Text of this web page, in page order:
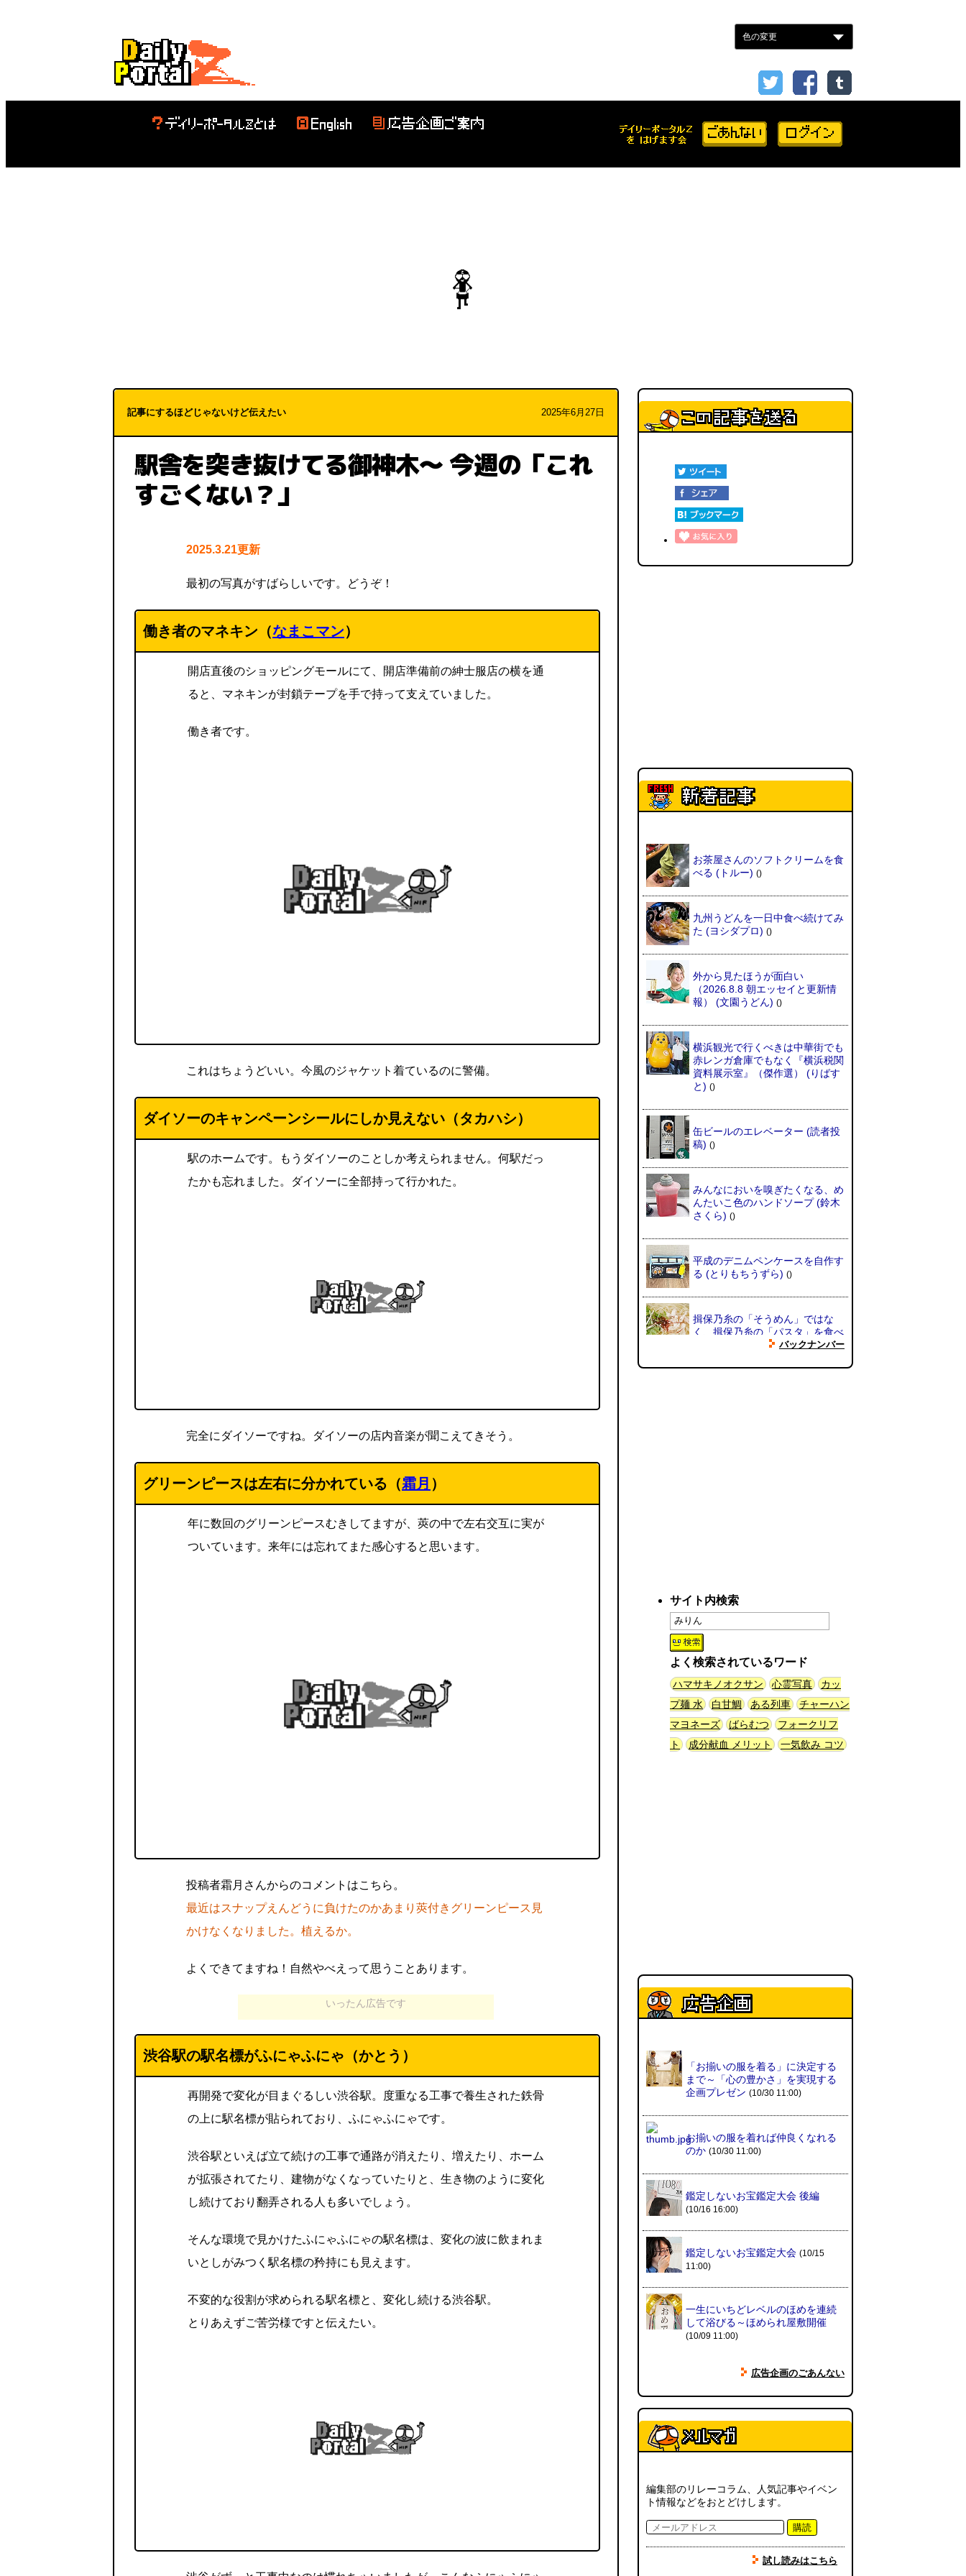
記事にするほどじゃないけど伝えたい 2025年6月27日
駅舎を突き抜けてる御神木～ 今週の「これ
すごくない？」
2025.3.21更新
最初の写真がすばらしいです。どうぞ！
働き者のマネキン（なまこマン）
開店直後のショッピングモールにて、開店準備前の紳士服店の横を通
ると、マネキンが封鎖テープを手で持って支えていました。
働き者です。
これはちょうどいい。今風のジャケット着ているのに警備。
ダイソーのキャンペーンシールにしか見えない（タカハシ）
駅のホームです。もうダイソーのことしか考えられません。何駅だっ
たかも忘れました。ダイソーに全部持って行かれた。
完全にダイソーですね。ダイソーの店内音楽が聞こえてきそう。
グリーンピースは左右に分かれている（霜月 ）
年に数回のグリーンピースむきしてますが、莢の中で左右交互に実が
ついています。来年には忘れてまた感心すると思います。
投稿者霜月さんからのコメントはこちら。
最近はスナップえんどうに負けたのかあまり莢付きグリーンピース見
かけなくなりました。植えるか。
よくできてますね！自然やべえって思うことあります。
いったん広告です
渋谷駅の駅名標がふにゃふにゃ（かとう）
再開発で変化が目まぐるしい渋谷駅。度重なる工事で養生された鉄骨
の上に駅名標が貼られており、ふにゃふにゃです。
渋谷駅といえば立て続けの工事で通路が消えたり、増えたり、ホーム
が拡張されてたり、建物がなくなっていたりと、生き物のように変化
し続けており翻弄される人も多いでしょう。
そんな環境で見かけたふにゃふにゃの駅名標は、変化の波に飲まれま
いとしがみつく駅名標の矜持にも見えます。
不変的な役割が求められる駅名標と、変化し続ける渋谷駅。
とりあえずご苦労様ですと伝えたい。
お茶屋さんのソフトクリームを食
べる (トルー) ()
九州うどんを一日中食べ続けてみ
た (ヨシダプロ) ()
外から見たほうが面白い
（2026.8.8 朝エッセイと更新情
報）
(文園うどん) ()
横浜観光で行くべきは中華街でも
赤レンガ倉庫でもなく『横浜税関
資料展示室』（傑作選）
(りばす
と) ()
缶ビールのエレベーター (読者投
稿) ()
みんなにおいを嗅ぎたくなる、め
んたいこ色のハンドソープ(鈴木
さくら) ()
平成のデニムペンケースを自作す
る (とりもちうずら) ()
揖保乃糸の「そうめん」ではな
く、揖保乃糸の「パスタ」を食べ
AirPodsProは超音波が聞こえる
(林雄司) ()
姉がはまったガムランに自分もは
60年以上メトロノームを作り続
けている会社(井上マサキ) ()
(べつやく れい) ()
フエラムネをさらに笛っぽくした
缶チューハイの内側の世界
台湾のおめでたすぎる折り紙の本
情報）(唐沢むぎこ)
選）
(江ノ島茂道) ()
てました(読者投稿) ()
(べつやく れい)
「モグラ駅」で有名な土合駅……
実は真の秘境駅はお隣の湯檜曽駅
だった(ぼっちのazumiさん)
【大調査】現代人は普通に生活し
ていると一日に何曲聞くことにな
るのか？(石井公二)
ベランダに咲いた小さな花
（2026.8.4 朝エッセイ/西村まさ
バックナンバー
サイト内検索
よく検索されているワード
ハマサキノオクサン 心霊写真
カッ
プ麺 水
白甘鯛 ある列車
チャーハン
マヨネーズ
ばらむつ
フォークリフ
ト
成分献血 メリット 一気飲み コツ
「お揃いの服を着る」に決定する
まで～「心の豊かさ」を実現する
企画プレゼン (10/30 11:00)
お揃いの服を着れば仲良くなれる
のか (10/30 11:00)
鑑定しないお宝鑑定大会 後編
(10/16 16:00)
鑑定しないお宝鑑定大会 (10/15
11:00)
一生にいちどレベルのほめを連続
して浴びる～ほめられ屋敷開催
(10/09 11:00)
広告企画のごあんない
編集部のリレーコラム、人気記事やイベン
ト情報などをおとどけします。
購読
試し読みはこちら